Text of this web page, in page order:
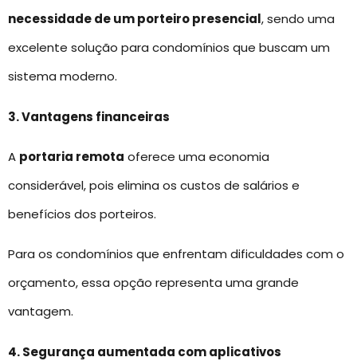
necessidade de um porteiro presencial, sendo uma
excelente solução para condomínios que buscam um
sistema moderno.
3. Vantagens financeiras
A portaria remota oferece uma economia
considerável, pois elimina os custos de salários e
benefícios dos porteiros.
Para os condomínios que enfrentam dificuldades com o
orçamento, essa opção representa uma grande
vantagem.
4. Segurança aumentada com aplicativos